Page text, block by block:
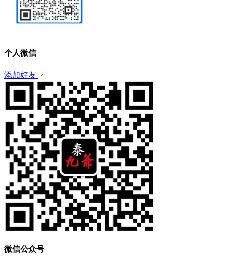
个人微信
添加好友
微信公众号